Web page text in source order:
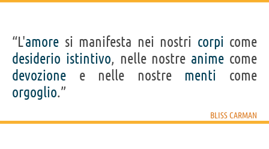
Acquista libri di Bliss Carman su
Frasi, citazioni e aforismi di Bliss Carman
“L'amore si manifesta nei nostri corpi come
desiderio istintivo, nelle nostre anime come
devozione e nelle nostre menti come
orgoglio.”
BLISS CARMAN